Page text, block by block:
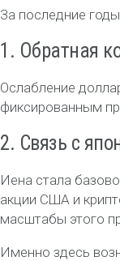
За последние
1. Обратная
Ослабление
фиксированным
2. Связь с
Иена стала
акции США и
масштабы этого
Именно здесь